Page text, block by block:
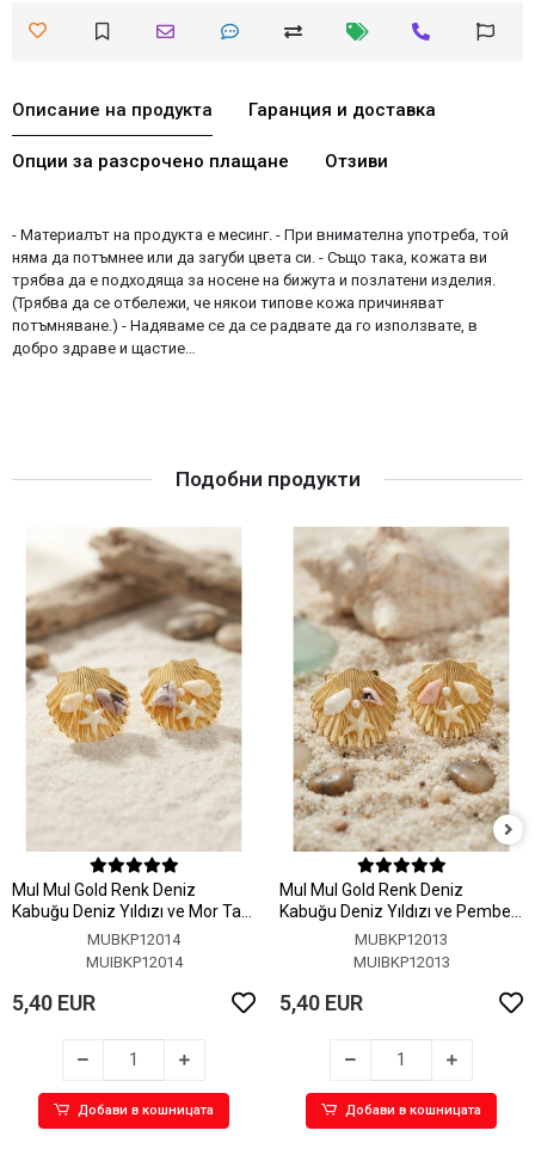
Описание на продукта Гаранция и доставка
Опции за разсрочено плащане Отзиви
- Материалът на продукта е месинг. - При внимателна употреба, той
няма да потъмнее или да загуби цвета си. - Също така, кожата ви
трябва да е подходяща за носене на бижута и позлатени изделия.
(Трябва да се отбележи, че някои типове кожа причиняват
потъмняване.) - Надяваме се да се радвате да го използвате, в
добро здраве и щастие…
Подобни продукти
MuI MuI Gold Renk Deniz
Kabuğu Deniz Yıldızı ve Mor Taş
Detaylı KüpeMUBKP12014
MUIBKP12014
5,40 EUR
Добави в кошницата
MuI MuI Gold Renk Deniz
Kabuğu Deniz Yıldızı ve Pembe
Taş Detaylı Küpe
MUBKP12013
MUIBKP12013
5,40 EUR
Добави в кошницата